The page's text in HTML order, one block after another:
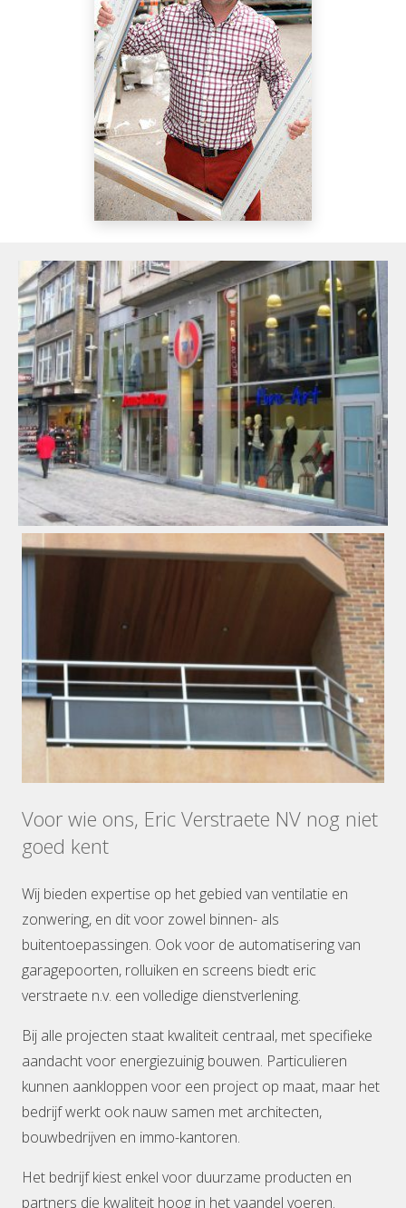
Voor wie ons, Eric Verstraete NV nog niet
goed kent
Wij bieden expertise op het gebied van ventilatie en
zonwering, en dit voor zowel binnen- als
buitentoepassingen. Ook voor de automatisering van
garagepoorten, rolluiken en screens biedt eric
verstraete n.v. een volledige dienstverlening.
Bij alle projecten staat kwaliteit centraal, met specifieke
aandacht voor energiezuinig bouwen. Particulieren
kunnen aankloppen voor een project op maat, maar het
bedrijf werkt ook nauw samen met architecten,
bouwbedrijven en immo-kantoren.
Het bedrijf kiest enkel voor duurzame producten en
partners die kwaliteit hoog in het vaandel voeren.